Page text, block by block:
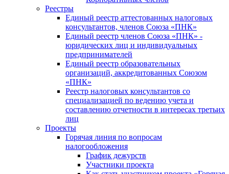
Реестры
Единый реестр аттестованных налоговых
консультантов, членов Союза «ПНК»
Единый реестр членов Союза «ПНК» -
юридических лиц и индивидуальных
предпринимателей
Единый реестр образовательных
организаций, аккредитованных Союзом
«ПНК»
Реестр налоговых консультантов со
специализацией по ведению учета и
составлению отчетности в интересах третьих
лиц
Проекты
Горячая линия по вопросам
налогообложения
График дежурств
Участники проекта